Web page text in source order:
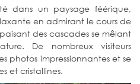
dans un paysage féérique,
en admirant le cours de
des cascades se mêlant
De nombreux visiteurs
photos impressionnantes et se
et cristallines.